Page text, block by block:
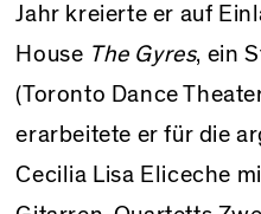
Jahr kreierte er auf
House The Gyres, ein
(Toronto Dance
erarbeitete er für die
Cecilia Lisa Eliceche